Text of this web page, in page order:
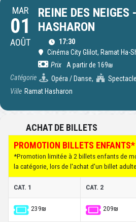
MAR
01
AOÛT
REINE DES
HASHARON
17:30
Cinéma City Glilot, Ramat Ha-
Prix
A partir de 169₪
Catégorie
Opéra / Danse,
Ville Ramat Hasharon
ACHAT DE BILLETS
PROMOTION BILLETS
*Promotion limitée à 2 billets enfants de
la catégorie, lors de l'achat d'un billet
CAT. 1 CAT. 2
239₪ 209₪